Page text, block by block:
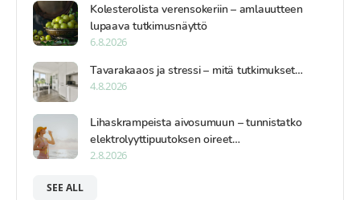
Kolesterolista verensokeriin – amlauutteen
lupaava tutkimusnäyttö
6.8.2026
Tavarakaaos ja stressi – mitä tutkimukset…
4.8.2026
Lihaskrampeista aivosumuun – tunnistatko
elektrolyyttipuutoksen oireet…
2.8.2026
SEE ALL